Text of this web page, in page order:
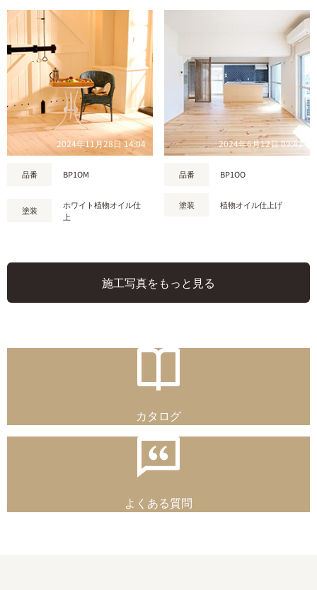
2024年11月28日 14:04
品番 BP1OM
塗装
ホワイト植物オイル仕
上
2024年6月12日 09:42
品番 BP1OO
塗装 植物オイル仕上げ
施工写真をもっと見る
カタログ
よくある質問